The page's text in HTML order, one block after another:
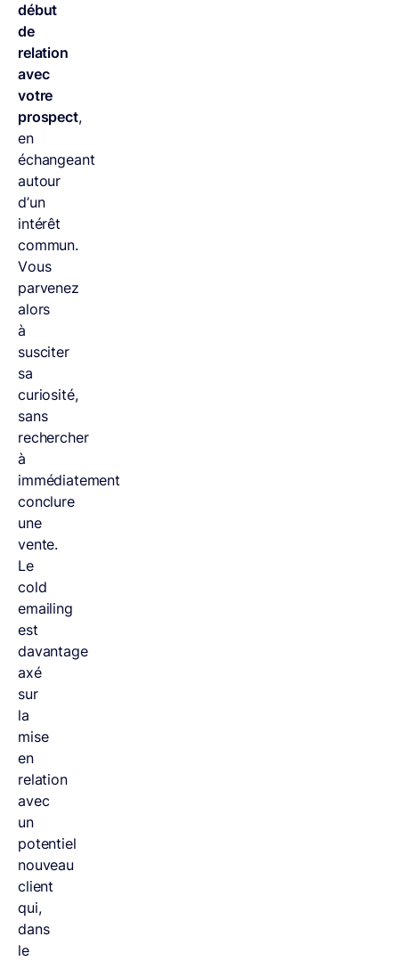
début
de
relation
avec
votre
prospect,
en
échangeant
autour
d’un
intérêt
commun.
Vous
parvenez
alors
à
susciter
sa
curiosité,
sans
rechercher
à
immédiatement
conclure
une
vente.
Le
cold
emailing
est
davantage
axé
sur
la
mise
en
relation
avec
un
potentiel
nouveau
client
qui,
dans
le